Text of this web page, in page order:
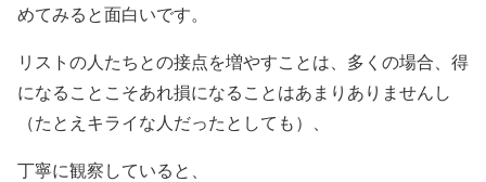
めてみると面白いです。
リストの人たちとの接点を増やすことは、多くの場合、得
になることこそあれ損になることはあまりありませんし
（たとえキライな人だったとしても）、
丁寧に観察していると、